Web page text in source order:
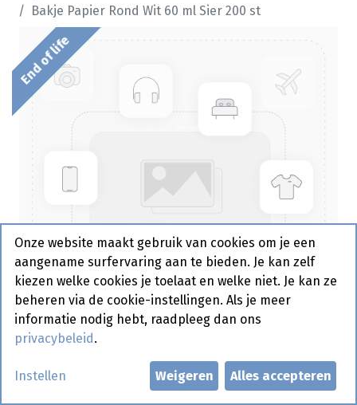
Bakje Papier Rond Wit 60 ml Sier 200 st
End of life
Bakje Papier Rond Wit 60 ml
Onze website maakt gebruik van cookies om je een
aangename surfervaring aan te bieden. Je kan zelf
kiezen welke cookies je toelaat en welke niet. Je kan ze
beheren via de cookie-instellingen. Als je meer
informatie nodig hebt, raadpleeg dan ons
privacybeleid .
Instellen Weigeren Alles accepteren